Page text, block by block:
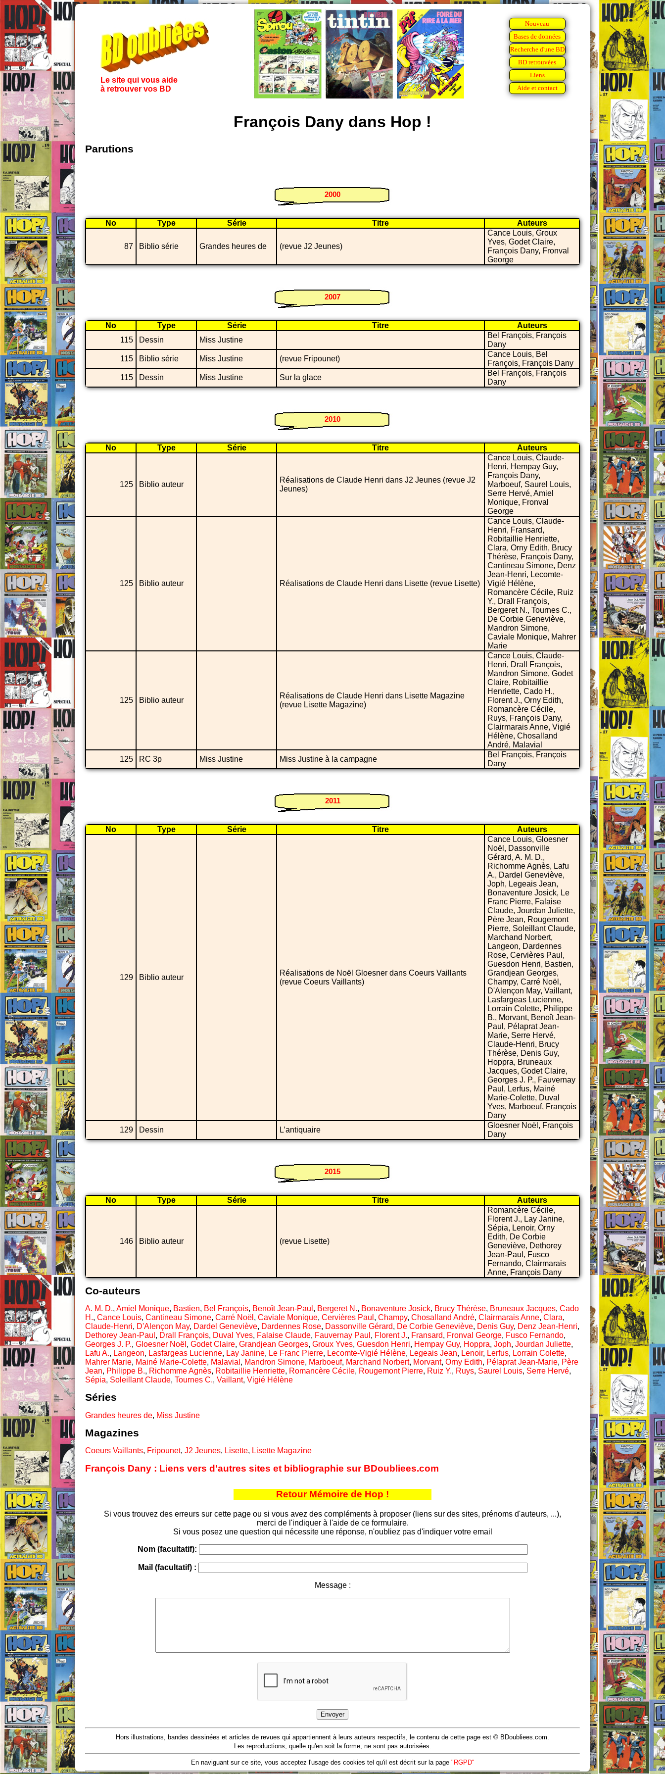
Le site qui vous aide
à retrouver vos BD
Nouveau
Bases de données
Recherche d'une BD
BD retrouvées
Liens
Aide et contact
François Dany dans Hop !
Parutions
2000
No Type Série Titre Auteurs
87 Biblio série Grandes heures de (revue J2 Jeunes)
Cance Louis, Groux
Yves, Godet Claire,
François Dany, Fronval
George
2007
No Type Série Titre
Auteurs
115
Dessin Miss Justine
Bel François, François
Dany
115
Biblio série Miss Justine (revue Fripounet)
Cance Louis, Bel
François, François Dany
115
Dessin Miss Justine Sur la glace
Bel François, François
Dany
2010
No Type Série Titre Auteurs
125 Biblio auteur
Réalisations de Claude Henri dans J2 Jeunes (revue J2
Jeunes)
Cance Louis, Claude-
Henri, Hempay Guy,
François Dany,
Marboeuf, Saurel Louis,
Serre Hervé, Amiel
Monique, Fronval
George
125 Biblio auteur Réalisations de Claude Henri dans Lisette (revue Lisette)
Cance Louis, Claude-
Henri, Fransard,
Robitaillie Henriette,
Clara, Orny Edith, Brucy
Thérèse, François Dany,
Cantineau Simone, Denz
Jean-Henri, Lecomte-
Vigié Hélène,
Romancère Cécile, Ruiz
Y., Drall François,
Bergeret N., Tournes C.,
De Corbie Geneviève,
Mandron Simone,
Caviale Monique, Mahrer
Marie
125 Biblio auteur
Réalisations de Claude Henri dans Lisette Magazine
(revue Lisette Magazine)
Cance Louis, Claude-
Henri, Drall François,
Mandron Simone, Godet
Claire, Robitaillie
Henriette, Cado H.,
Florent J., Orny Edith,
Romancère Cécile,
Ruys, François Dany,
Clairmarais Anne, Vigié
Hélène, Chosalland
André, Malavial
125
RC 3p Miss Justine Miss Justine à la campagne
Bel François, François
Dany
2011
No Type Série Titre Auteurs
129 Biblio auteur
Réalisations de Noël Gloesner dans Coeurs Vaillants
(revue Coeurs Vaillants)
Cance Louis, Gloesner
Noël, Dassonville
Gérard, A. M. D.,
Richomme Agnès, Lafu
A., Dardel Geneviève,
Joph, Legeais Jean,
Bonaventure Josick, Le
Franc Pierre, Falaise
Claude, Jourdan Juliette,
Père Jean, Rougemont
Pierre, Soleillant Claude,
Marchand Norbert,
Langeon, Dardennes
Rose, Cervières Paul,
Guesdon Henri, Bastien,
Grandjean Georges,
Champy, Carré Noël,
D'Alençon May, Vaillant,
Lasfargeas Lucienne,
Lorrain Colette, Philippe
B., Morvant, Benoît Jean-
Paul, Pélaprat Jean-
Marie, Serre Hervé,
Claude-Henri, Brucy
Thérèse, Denis Guy,
Hoppra, Bruneaux
Jacques, Godet Claire,
Georges J. P., Fauvernay
Paul, Lerfus, Mainé
Marie-Colette, Duval
Yves, Marboeuf, François
Dany
129
Dessin L’antiquaire
Gloesner Noël, François
Dany
2015
No Type Série Titre Auteurs
146 Biblio auteur (revue Lisette)
Romancère Cécile,
Florent J., Lay Janine,
Sépia, Lenoir, Orny
Edith, De Corbie
Geneviève, Dethorey
Jean-Paul, Fusco
Fernando, Clairmarais
Anne, François Dany
Co-auteurs
A. M. D., Amiel Monique, Bastien, Bel François, Benoît Jean-Paul , Bergeret N., Bonaventure Josick, Brucy Thérèse, Bruneaux Jacques, Cado
H., Cance Louis, Cantineau Simone, Carré Noël , Caviale Monique, Cervières Paul , Champy, Chosalland André, Clairmarais Anne, Clara,
Claude-Henri, D'Alençon May, Dardel Geneviève, Dardennes Rose, Dassonville Gérard, De Corbie Geneviève, Denis Guy, Denz Jean-Henri,
Dethorey Jean-Paul , Drall François, Duval Yves, Falaise Claude, Fauvernay Paul , Florent J., Fransard, Fronval George, Fusco Fernando,
Georges J. P., Gloesner Noël , Godet Claire, Grandjean Georges, Groux Yves, Guesdon Henri, Hempay Guy, Hoppra, Joph, Jourdan Juliette,
Lafu A., Langeon, Lasfargeas Lucienne, Lay Janine, Le Franc Pierre, Lecomte-Vigié Hélène, Legeais Jean, Lenoir, Lerfus, Lorrain Colette,
Mahrer Marie, Mainé Marie-Colette, Malavial , Mandron Simone, Marboeuf, Marchand Norbert, Morvant, Orny Edith, Pélaprat Jean-Marie, Père
Jean, Philippe B., Richomme Agnès, Robitaillie Henriette, Romancère Cécile, Rougemont Pierre, Ruiz Y., Ruys, Saurel Louis, Serre Hervé,
Sépia, Soleillant Claude, Tournes C., Vaillant, Vigié Hélène
Séries
Grandes heures de, Miss Justine
Magazines
Coeurs Vaillants, Fripounet, J2 Jeunes, Lisette, Lisette Magazine
François Dany : Liens vers d'autres sites et bibliographie sur BDoubliees.com
Retour Mémoire de Hop !
Si vous trouvez des erreurs sur cette page ou si vous avez des compléments à proposer (liens sur des sites, prénoms d'auteurs, ...),
merci de l'indiquer à l'aide de ce formulaire.
Si vous posez une question qui nécessite une réponse, n'oubliez pas d'indiquer votre email
Nom (facultatif):
Mail (facultatif) :
Message :
Hors illustrations, bandes dessinées et articles de revues qui appartiennent à leurs auteurs respectifs, le contenu de cette page est © BDoubliees.com.
Les reproductions, quelle qu'en soit la forme, ne sont pas autorisées.
En naviguant sur ce site, vous acceptez l'usage des cookies tel qu'il est décrit sur la page "RGPD"